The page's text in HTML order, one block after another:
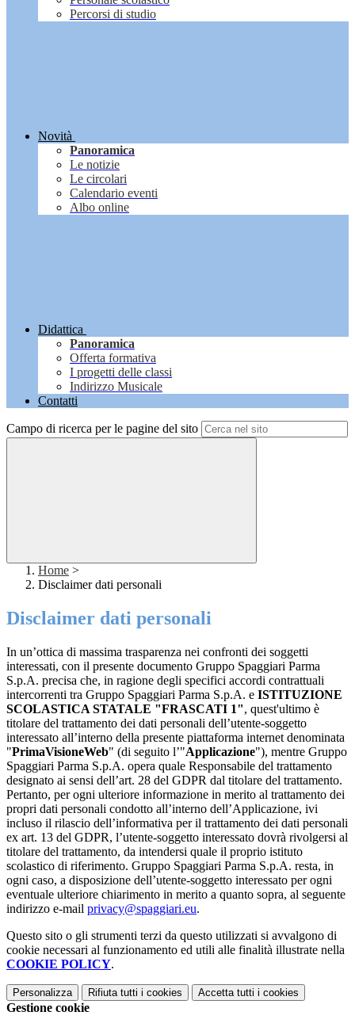
Percorsi di studio
Novità
Panoramica
Le notizie
Le circolari
Calendario eventi
Albo online
Didattica
Panoramica
Offerta formativa
I progetti delle classi
Indirizzo Musicale
Contatti
Campo di ricerca per le pagine del sito
Home >
Disclaimer dati personali
Disclaimer dati personali
In un’ottica di massima trasparenza nei confronti dei soggetti
interessati, con il presente documento Gruppo Spaggiari Parma
S.p.A. precisa che, in ragione degli specifici accordi contrattuali
intercorrenti tra Gruppo Spaggiari Parma S.p.A. e ISTITUZIONE
SCOLASTICA STATALE "FRASCATI 1", quest'ultimo è
titolare del trattamento dei dati personali dell’utente-soggetto
interessato all’interno della presente piattaforma internet denominata
"PrimaVisioneWeb" (di seguito l’"Applicazione"), mentre Gruppo
Spaggiari Parma S.p.A. opera quale Responsabile del trattamento
designato ai sensi dell’art. 28 del GDPR dal titolare del trattamento.
Pertanto, per ogni ulteriore informazione in merito al trattamento dei
propri dati personali condotto all’interno dell’Applicazione, ivi
incluso il rilascio dell’informativa per il trattamento dei dati personali
ex art. 13 del GDPR, l’utente-soggetto interessato dovrà rivolgersi al
titolare del trattamento, da intendersi quale il proprio istituto
scolastico di riferimento. Gruppo Spaggiari Parma S.p.A. resta, in
ogni caso, a disposizione dell’utente-soggetto interessato per ogni
eventuale ulteriore chiarimento in merito a quanto sopra, al seguente
indirizzo e-mail privacy@spaggiari.eu.
Questo sito o gli strumenti terzi da questo utilizzati si avvalgono di
cookie necessari al funzionamento ed utili alle finalità illustrate nella
COOKIE POLICY.
Personalizza Rifiuta tutti i cookies Accetta tutti i cookies
Gestione cookie